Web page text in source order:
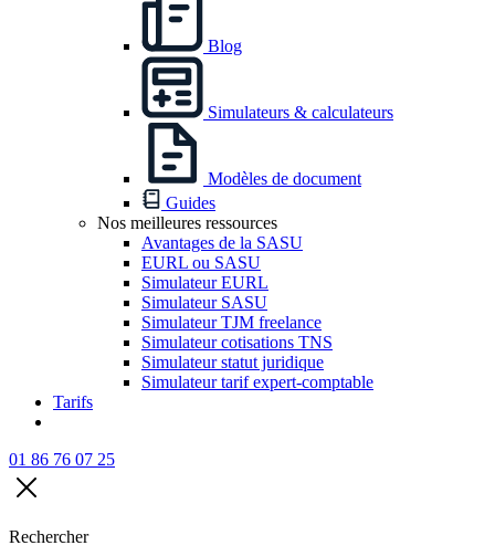
Blog
Simulateurs & calculateurs
Modèles de document
Guides
Nos meilleures ressources
Avantages de la SASU
EURL ou SASU
Simulateur EURL
Simulateur SASU
Simulateur TJM freelance
Simulateur cotisations TNS
Simulateur statut juridique
Simulateur tarif expert-comptable
Tarifs
01 86 76 07 25
Rechercher